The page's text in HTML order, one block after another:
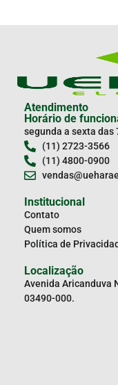
Atendimento
Horário de
segunda a sexta das
(11) 2723-3566
(11) 4800-0900
Institucional
Contato
Quem somos
Política de
Localização
Avenida Aricanduva
03490-000.